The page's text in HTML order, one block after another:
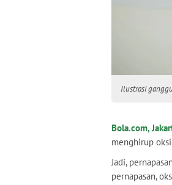
Ilustrasi
Bola.com,
menghirup
Jadi,
pernapasan,